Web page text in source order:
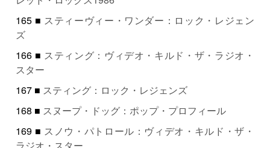
165 ■ スティーヴィー・ワンダー：ロック・レジェン
ズ
166 ■ スティング：ヴィデオ・キルド・ザ・ラジオ・
スター
167 ■ スティング：ロック・レジェンズ
168 ■ スヌープ・ドッグ：ポップ・プロフィール
169 ■ スノウ・パトロール：ヴィデオ・キルド・ザ・